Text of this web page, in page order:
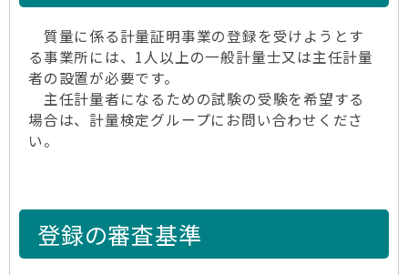
質量に係る計量証明事業の登録を受けようとす
る事業所には、1人以上の一般計量士又は主任計量
者の設置が必要です。
主任計量者になるための試験の受験を希望する
場合は、計量検定グループにお問い合わせくださ
い。
登録の審査基準